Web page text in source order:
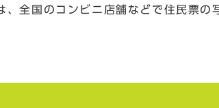
全国のコンビニ店舗などで住民票の